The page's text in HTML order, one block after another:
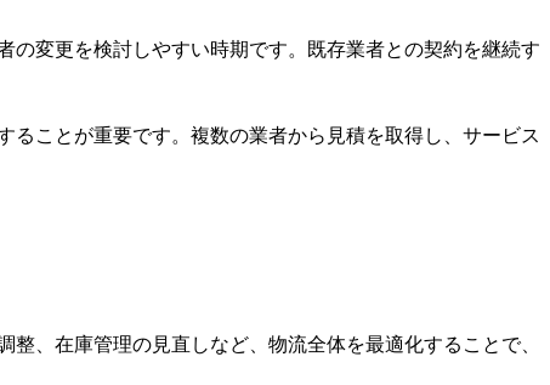
変更を検討しやすい時期です。既存業者との契約を継続す
ことが重要です。複数の業者から見積を取得し、サービス
、在庫管理の見直しなど、物流全体を最適化することで、